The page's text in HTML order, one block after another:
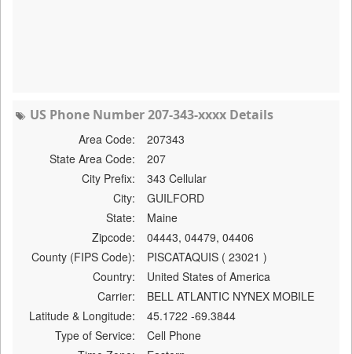
US Phone Number 207-343-xxxx Details
Area Code:
207343
State Area Code:
207
City Prefix:
343 Cellular
City:
GUILFORD
State:
Maine
Zipcode:
04443, 04479, 04406
County (FIPS Code):
PISCATAQUIS ( 23021 )
Country:
United States of America
Carrier:
BELL ATLANTIC NYNEX MOBILE
Latitude & Longitude:
45.1722 -69.3844
Type of Service:
Cell Phone